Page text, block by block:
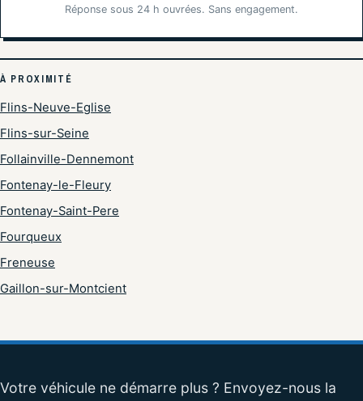
Réponse sous 24 h ouvrées. Sans engagement.
À PROXIMITÉ
Flins-Neuve-Eglise
Flins-sur-Seine
Follainville-Dennemont
Fontenay-le-Fleury
Fontenay-Saint-Pere
Fourqueux
Freneuse
Gaillon-sur-Montcient
Votre véhicule ne démarre plus ? Envoyez-nous la